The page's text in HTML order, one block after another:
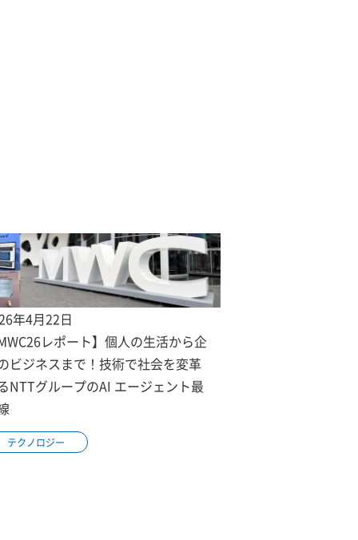
年4月22日
MWC26レポート】個人の生活から企
ビジネスまで！技術で社会を変革
NTTグループのAI エージェント最
テクノロジー